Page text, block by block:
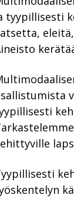
tyypillisesti